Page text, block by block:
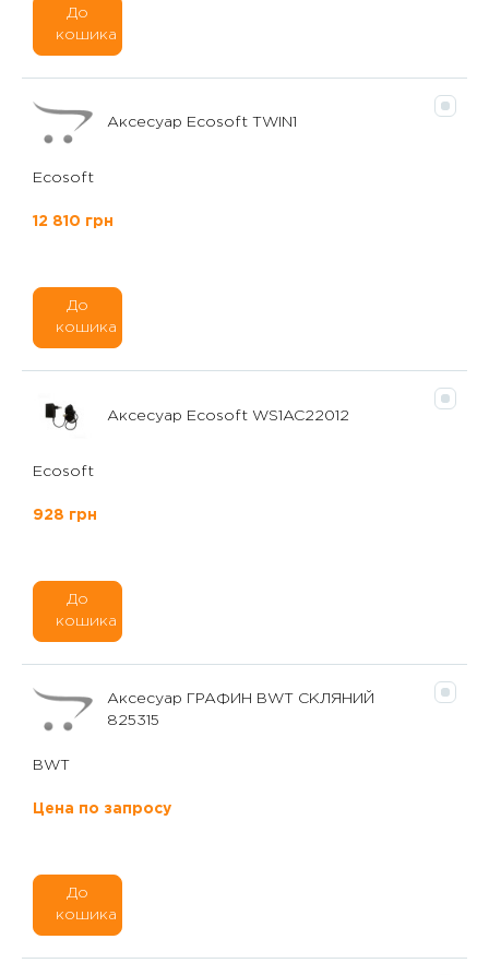
До
кошика
Аксесуар Ecosoft TWIN1
Ecosoft
12 810 грн
До
кошика
Аксесуар Ecosoft WS1AC22012
Ecosoft
928 грн
До
кошика
Аксесуар ГРАФИН BWT СКЛЯНИЙ
825315
BWT
Цена по запросу
До
кошика